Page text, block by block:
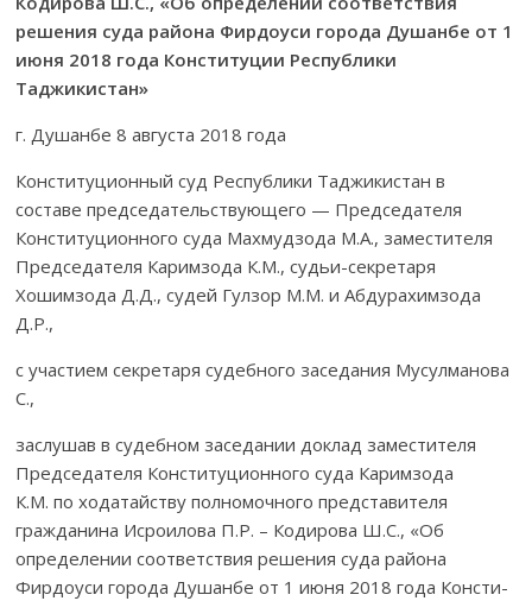
решения суда района Фирдоуси города Душанбе от 1
июня 2018 года Конституции Республики
Таджикистан»
г. Душанбе 8 августа 2018 года
Конституционный суд Республики Таджикистан в
составе предсе­да­тель­ст­вующего — Председателя
Конституционного суда Махмуд­зода М.А., замес­тителя
Председателя Каримзода К.М., судьи-секретаря
Хошимзода Д.Д., судей Гулзор М.М. и Абдурахимзода
Д.Р.,
с участием секретаря судебного заседания Мусулманова
С.,
заслушав в судебном заседании доклад заместителя
Председателя Консти­­туционного суда Каримзода
К.М. по ходатайству полномочного представителя
гражданина Исроилова П.Р. – Кодирова Ш.С., «Об
определении соответствия решения суда района
Фирдоуси города Душанбе от 1 июня 2018 года Консти-